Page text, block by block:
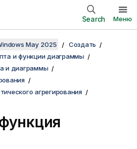
Search Меню
May 2025
Создать
и функции диаграммы
и диаграммы
агрегирования